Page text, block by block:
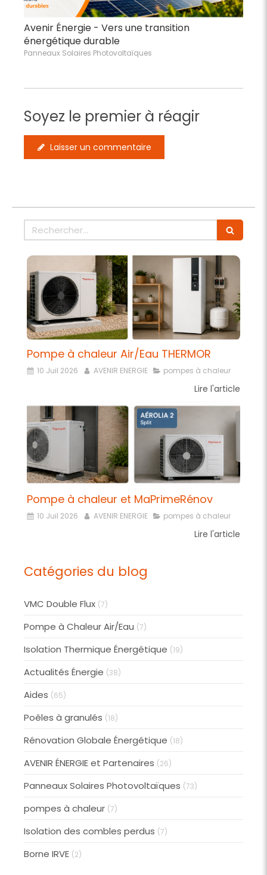
Avenir Énergie - Vers une transition
énergétique durable
Panneaux Solaires Photovoltaïques
Soyez le premier à réagir
Laisser un commentaire
Rechercher
Pompe à chaleur Air/Eau THERMOR
10 Juil 2026 AVENIR ENERGIE pompes à chaleur
Lire l'article
Pompe à chaleur et MaPrimeRénov
10 Juil 2026 AVENIR ENERGIE pompes à chaleur
Lire l'article
Catégories du blog
VMC Double Flux (7)
Pompe à Chaleur Air/Eau (7)
Isolation Thermique Énergétique (19)
Actualités Énergie (38)
Aides (65)
Poêles à granulés (18)
Rénovation Globale Énergétique (18)
AVENIR ÉNERGIE et Partenaires (26)
Panneaux Solaires Photovoltaïques (73)
pompes à chaleur (7)
Isolation des combles perdus (7)
Borne IRVE (2)